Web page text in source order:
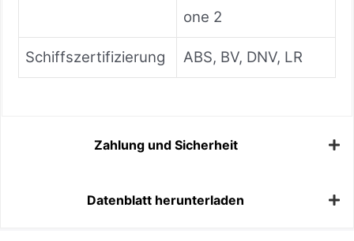
one 2
Schiffszertifizierung ABS, BV, DNV, LR
Zahlung und Sicherheit
Datenblatt herunterladen